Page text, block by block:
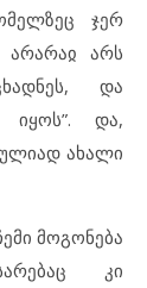
ჯერ
არს
და
და,
ახალი
მოგონება
კი